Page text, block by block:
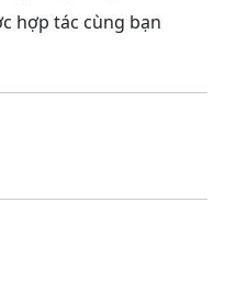
hợp tác cùng bạn